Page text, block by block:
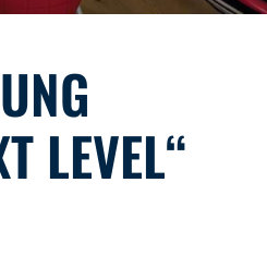
LEVEL“